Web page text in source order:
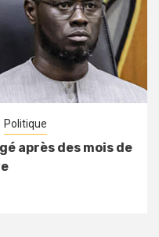
Politique
après des mois de